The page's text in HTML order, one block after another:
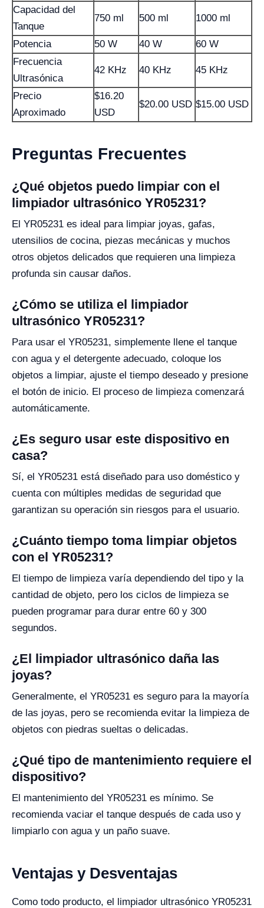
Capacidad del
Tanque
750 ml 500 ml 1000 ml
Potencia 50 W 40 W
60 W
Frecuencia
Ultrasónica
42 KHz 40 KHz 45 KHz
Precio
Aproximado
$16.20
USD
$20.00 USD $15.00 USD
Preguntas Frecuentes
¿Qué objetos puedo limpiar con el
limpiador ultrasónico YR05231?
El YR05231 es ideal para limpiar joyas, gafas,
utensilios de cocina, piezas mecánicas y muchos
otros objetos delicados que requieren una limpieza
profunda sin causar daños.
¿Cómo se utiliza el limpiador
ultrasónico YR05231?
Para usar el YR05231, simplemente llene el tanque
con agua y el detergente adecuado, coloque los
objetos a limpiar, ajuste el tiempo deseado y presione
el botón de inicio. El proceso de limpieza comenzará
automáticamente.
¿Es seguro usar este dispositivo en
casa?
Sí, el YR05231 está diseñado para uso doméstico y
cuenta con múltiples medidas de seguridad que
garantizan su operación sin riesgos para el usuario.
¿Cuánto tiempo toma limpiar objetos
con el YR05231?
El tiempo de limpieza varía dependiendo del tipo y la
cantidad de objeto, pero los ciclos de limpieza se
pueden programar para durar entre 60 y 300
segundos.
¿El limpiador ultrasónico daña las
joyas?
Generalmente, el YR05231 es seguro para la mayoría
de las joyas, pero se recomienda evitar la limpieza de
objetos con piedras sueltas o delicadas.
¿Qué tipo de mantenimiento requiere el
dispositivo?
El mantenimiento del YR05231 es mínimo. Se
recomienda vaciar el tanque después de cada uso y
limpiarlo con agua y un paño suave.
Ventajas y Desventajas
Como todo producto, el limpiador ultrasónico YR05231